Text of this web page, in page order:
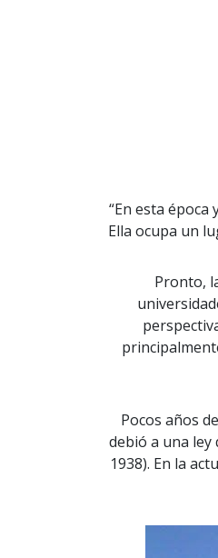
“En esta
Ella ocupa un
Pronto,
Pocos años
debió a una
1938). En la